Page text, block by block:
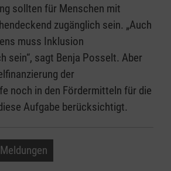
sollten für Menschen mit
zugänglich sein. „Auch
muss Inklusion
sein“, sagt Benja Posselt. Aber
der
noch in den Fördermitteln für die
Aufgabe berücksichtigt.